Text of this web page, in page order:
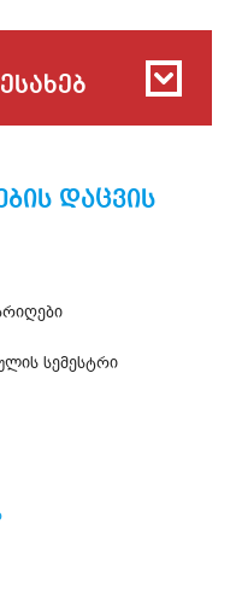
დაცვის
სემესტრი